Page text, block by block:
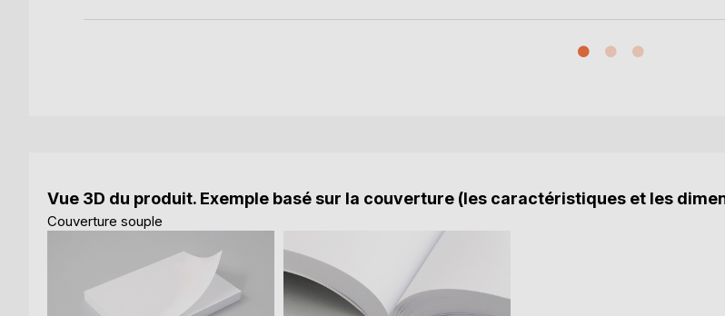
Vue 3D du produit. Exemple basé sur la couverture (les caractéristiques et les
Couverture souple